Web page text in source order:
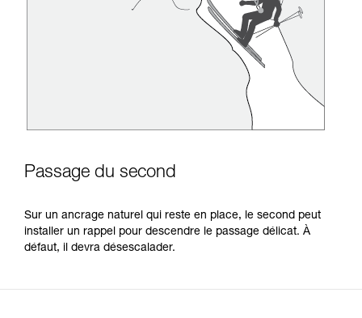
Passage du second
Sur un ancrage naturel qui reste en place, le second peut
installer un rappel pour descendre le passage délicat. À
défaut, il devra désescalader.